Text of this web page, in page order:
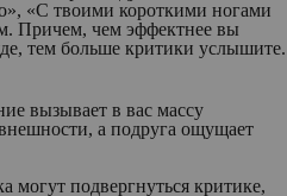
«С твоими короткими ногами
Причем, чем эффектнее вы
тем больше критики услышите.
вызывает в вас массу
а подруга ощущает
могут подвергнуться критике,